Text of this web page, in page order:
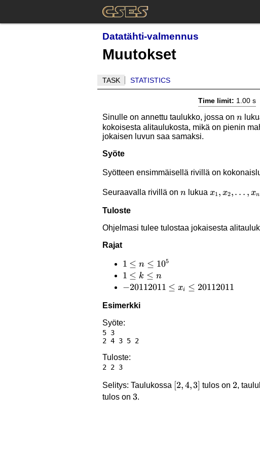
Datatähti-valmennus
Muutokset
TASK STATISTICS
Time limit: 1.00 s
Sinulle on annettu taulukko, jossa on n
n
kokoisesta alitaulukosta, mikä on pienin
jokaisen luvun saa samaksi.
Syöte
Syötteen ensimmäisellä rivillä on
Seuraavalla rivillä on n
nlukua x1 , x2,… , xn
Tuloste
Ohjelmasi tulee tulostaa jokaisesta
Rajat
1 \le
n
\le
1 ≤ n ≤ 105
1
\le
\le
n
1 ≤ k ≤ n
-20112011
20112011
−20112011 ≤ xi ≤ 20112011
Esimerkki
Syöte:
5 3
2 4 3 5 2
Tuloste:
2 2 3
Selitys: Taulukossa [2,4,3]
[2,4,3] tulos on 2
2,
tulos on 3
3.